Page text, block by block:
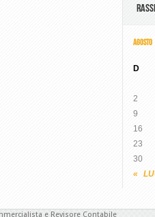
D
«
2
9
16
23
30
e Revisore Contabile